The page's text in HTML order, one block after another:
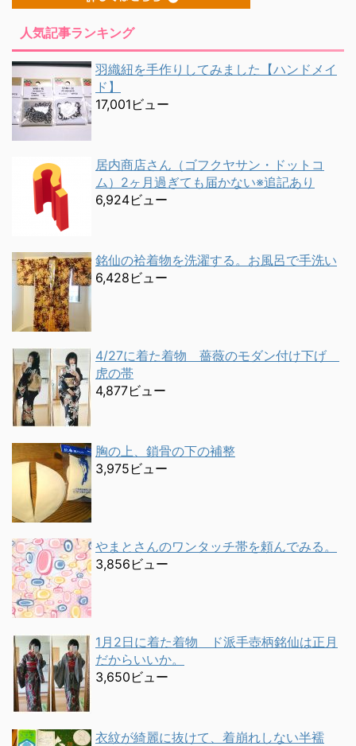
人気記事ランキング
羽織紐を手作りしてみました【ハンドメイ
ド】
17,001ビュー
居内商店さん（ゴフクヤサン・ドットコ
ム）2ヶ月過ぎても届かない※追記あり
6,924ビュー
銘仙の袷着物を洗濯する。お風呂で手洗い
6,428ビュー
4/27に着た着物 薔薇のモダン付け下げ
虎の帯
4,877ビュー
胸の上、鎖骨の下の補整
3,975ビュー
やまとさんのワンタッチ帯を頼んでみる。
3,856ビュー
1月2日に着た着物 ド派手壺柄銘仙は正月
だからいいか。
3,650ビュー
衣紋が綺麗に抜けて、着崩れしない半襦